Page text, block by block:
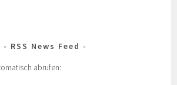
RSS News Feed
abrufen: